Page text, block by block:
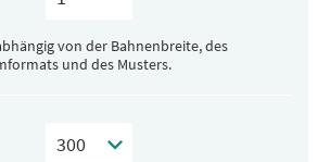
von der Bahnenbreite, des
und des Musters.